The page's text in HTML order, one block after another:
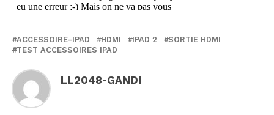
ACCESSOIRE-IPAD HDMI IPAD 2
SORTIE HDMI
TEST ACCESSOIRES IPAD
LL2048-GANDI